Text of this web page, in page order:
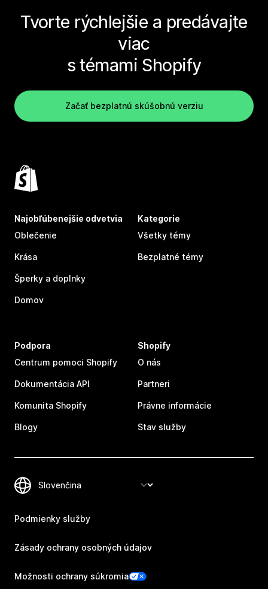
Tvorte rýchlejšie a predávajte
viac
s témami Shopify
Začať bezplatnú skúšobnú verziu
Najobľúbenejšie odvetvia
Oblečenie
Krása
Šperky a doplnky
Domov
Kategorie
Všetky témy
Bezplatné témy
Podpora
Centrum pomoci Shopify
Dokumentácia API
Komunita Shopify
Blogy
Shopify
O nás
Partneri
Právne informácie
Stav služby
Podmienky služby
Zásady ochrany osobných údajov
Možnosti ochrany súkromia